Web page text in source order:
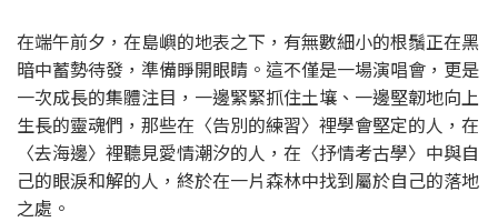
在端午前夕，在島嶼的地表之下，有無數細小的根鬚正在黑
暗中蓄勢待發，準備睜開眼睛。這不僅是一場演唱會，更是
一次成長的集體注目，一邊緊緊抓住土壤、一邊堅韌地向上
生長的靈魂們，那些在〈告別的練習〉裡學會堅定的人，在
〈去海邊〉裡聽見愛情潮汐的人，在〈抒情考古學〉中與自
己的眼淚和解的人，終於在一片森林中找到屬於自己的落地
之處。